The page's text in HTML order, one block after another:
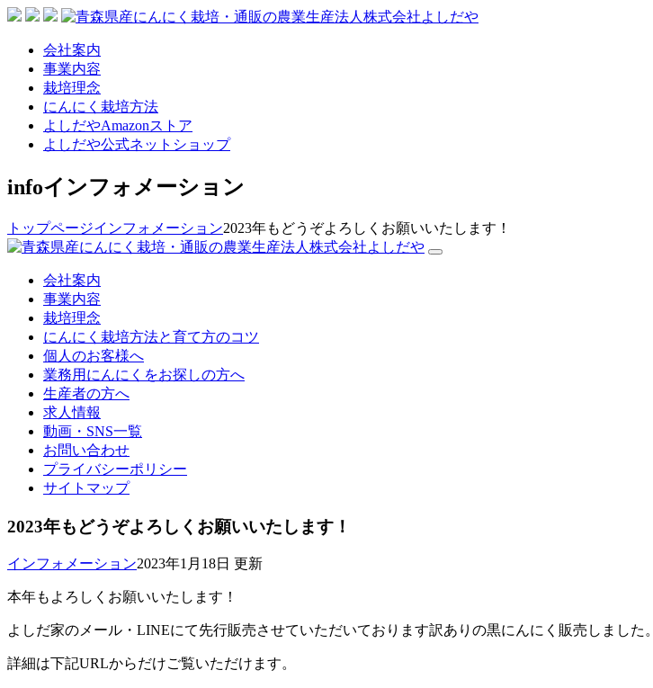
会社案内
事業内容
栽培理念
にんにく栽培方法
よしだやAmazonストア
よしだや公式ネットショップ
infoインフォメーション
トップページインフォメーション2023年もどうぞよろしくお願いいたします！
会社案内
事業内容
栽培理念
にんにく栽培方法と育て方のコツ
個人のお客様へ
業務用にんにくをお探しの方へ
生産者の方へ
求人情報
動画・SNS一覧
お問い合わせ
プライバシーポリシー
サイトマップ
2023年もどうぞよろしくお願いいたします！
インフォメーション2023年1月18日 更新
本年もよろしくお願いいたします！
よしだ家のメール・LINEにて先行販売させていただいております訳ありの黒にんにく販売しました。
詳細は下記URLからだけご覧いただけます。